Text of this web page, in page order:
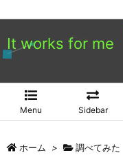
It works for me
Menu Sidebar
ホーム > 調べてみた